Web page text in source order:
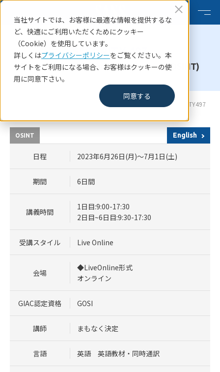
当社サイトでは、お客様に最適な情報を提供するな
ど、快適にご利用いただくためにクッキー
（Cookie）を使用しています。
詳しくはプライバシーポリシーをご覧ください。本
サイトをご利用になる場合、お客様はクッキーの使
用に同意下さい。
同意する
SECURITY 497
Practical Open-Source Intelligence (OSINT)
SANS Cyber Defence Japan 2023 SECURITY497
OSINT English
日程 2023年6月26日(月)～7月1日(土)
期間 6日間
講義時間
1日目:9:00-17:30
2日目~6日目:9:30-17:30
受講スタイル Live Online
会場
◆LiveOnline形式
オンライン
GIAC認定資格 GOSI
講師 まもなく決定
言語 英語 英語教材・同時通訳